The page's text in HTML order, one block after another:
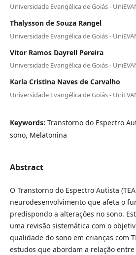
Universidade Evangélica de Goiás -
Thalysson de Souza Rangel
Universidade Evangélica de Goiás -
Vitor Ramos Dayrell Pereira
Universidade Evangélica de Goiás -
Karla Cristina Naves de Carvalho
Universidade Evangélica de Goiás -
Keywords: Transtorno do Espectro
sono, Melatonina
Abstract
O Transtorno do Espectro Autista
neurodesenvolvimento que afeta o
predispondo a alterações no sono.
uma revisão sistemática com o
qualidade do sono em crianças com
estudos que abordam a relação entre